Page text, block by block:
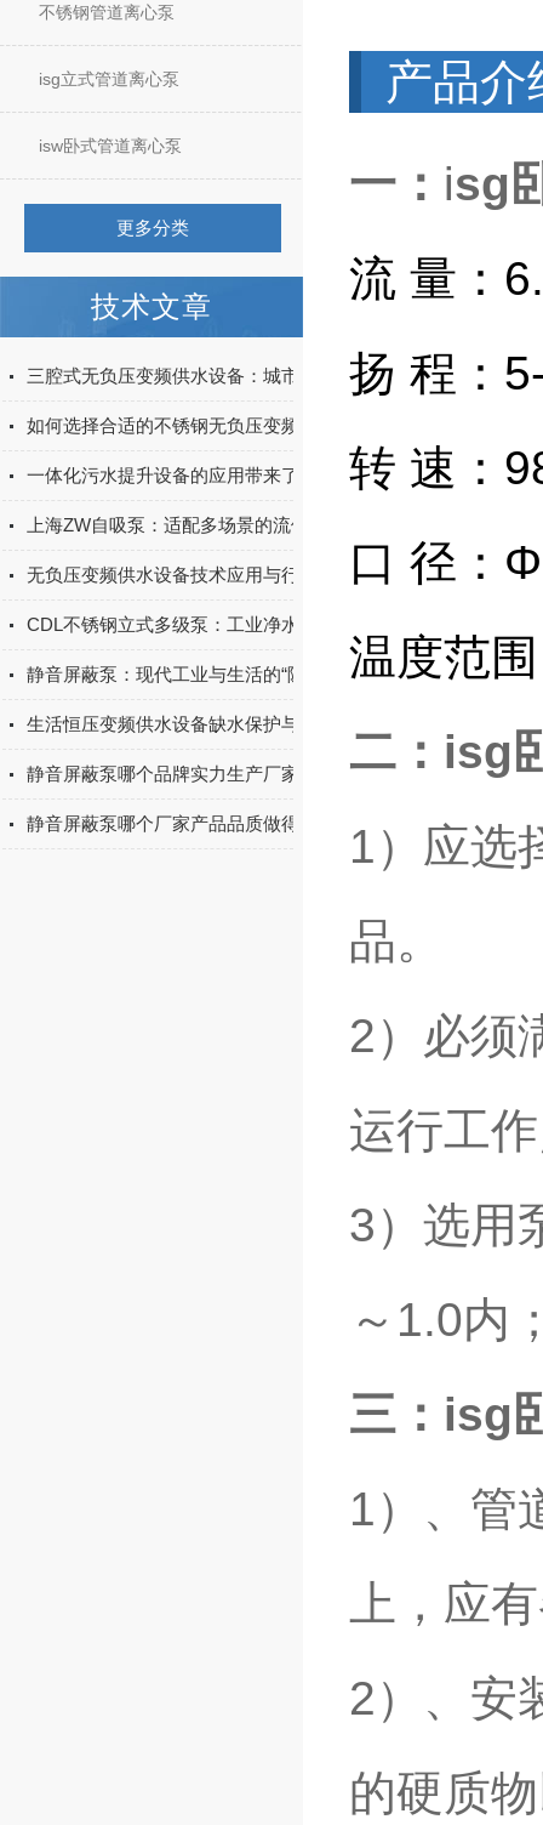
不锈钢管道离心泵
isg立式管道离心泵
isw卧式管道离心泵
更多分类
技术文章
三腔式无负压变频供水设备：城市二次供水的智能适配方案
如何选择合适的不锈钢无负压变频供水设备？
一体化污水提升设备的应用带来了诸多好处
上海ZW自吸泵：适配多场景的流体输送实用设备
无负压变频供水设备技术应用与行业发展探究
CDL不锈钢立式多级泵：工业净水与增压输送优选设备
静音屏蔽泵：现代工业与生活的“隐形”守护者
生活恒压变频供水设备缺水保护与故障自诊断功能
静音屏蔽泵哪个品牌实力生产厂家的产品质量做得好？上海淳特
静音屏蔽泵哪个厂家产品品质做得好？上海淳特定有一席之地
产品介
一： isg
流 量：
扬 程：
转 速：
口 径：
温度范
二： isg
1）应选
品。
2）必须
运行工
3）选用
～1.0内
三：isg
1）、管
上，应
2）、安
的硬质